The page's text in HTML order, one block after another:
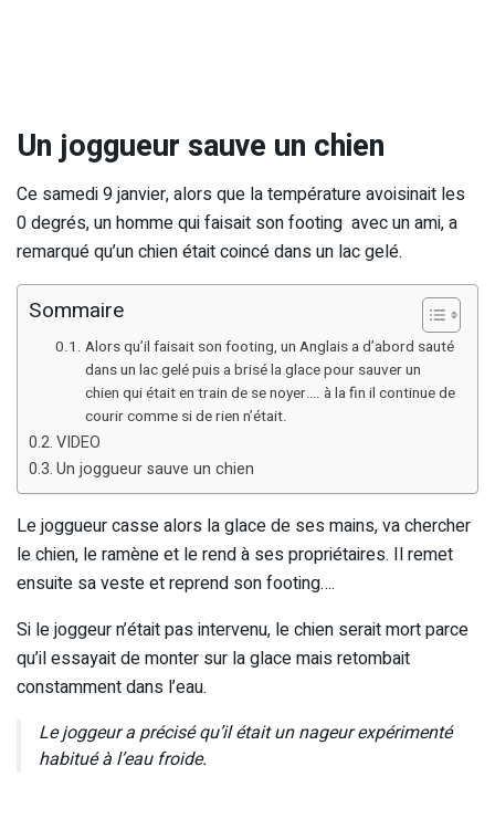
Un joggueur sauve un chien
Ce samedi 9 janvier, alors que la température avoisinait les
0 degrés, un homme qui faisait son footing avec un ami, a
remarqué qu’un chien était coincé dans un lac gelé.
Sommaire
Alors qu’il faisait son footing, un Anglais a d’abord sauté
dans un lac gelé puis a brisé la glace pour sauver un
chien qui était en train de se noyer…. à la fin il continue de
courir comme si de rien n’était.
VIDEO
Un joggueur sauve un chien
Le joggueur casse alors la glace de ses mains, va chercher
le chien, le ramène et le rend à ses propriétaires. Il remet
ensuite sa veste et reprend son footing….
Si le joggeur n’était pas intervenu, le chien serait mort parce
qu’il essayait de monter sur la glace mais retombait
constamment dans l’eau.
Le joggeur a précisé qu’il était un nageur expérimenté
habitué à l’eau froide.